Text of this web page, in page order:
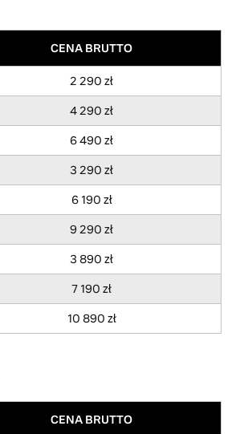
CENA BRUTTO
2 290 zł
4 290 zł
6 490 zł
3 290 zł
6 190 zł
9 290 zł
3 890 zł
7 190 zł
10 890 zł
CENA BRUTTO